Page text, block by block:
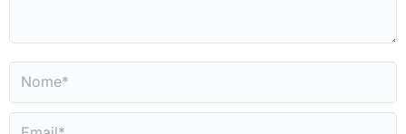
Nome *
Email *